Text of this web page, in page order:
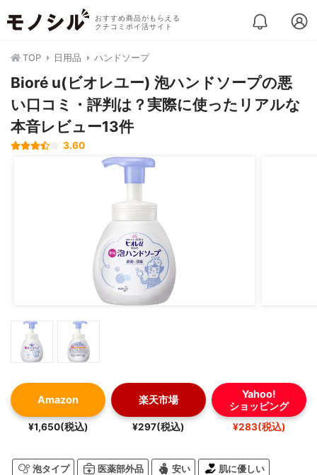
おすすめ商品がもらえる
クチコミポイ活サイト
TOP 日用品 ハンドソープ
Bioré u(ビオレユー) 泡ハンドソープの悪
い口コミ・評判は？実際に使ったリアルな
本音レビュー13件
3.60
Amazon
¥1,650(税込)
楽天市場
¥297(税込)
Yahoo!
ショッピング
¥283(税込)
泡タイプ 医薬部外品 安い 肌に優しい